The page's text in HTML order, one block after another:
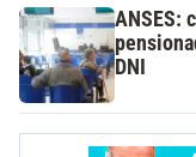
ANSES:
DNI